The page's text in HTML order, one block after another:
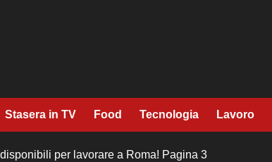
Stasera in TV Food Tecnologia Lavoro
per lavorare a Roma! Pagina 3